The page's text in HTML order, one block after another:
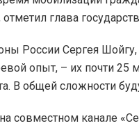
глава
России Сергея
опыт, – их почти
В общей сложности
совместном канале